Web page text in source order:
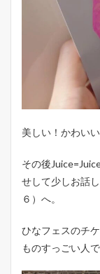
美しい！かわいい
その後
せして少しお話
６）へ。
ひなフェスのチ
ものすっごい人